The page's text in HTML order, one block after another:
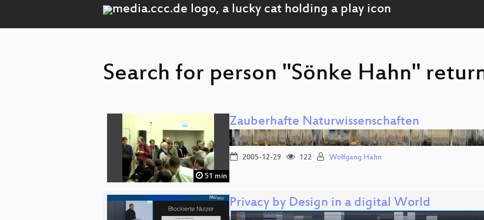
Search for person "Sönke Hahn"
51 min
Zauberhafte Naturwissenschaften
2005-12-29 122 Wolfgang Hahn
Privacy by Design in a digital World